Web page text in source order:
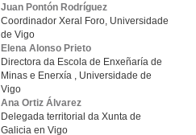
Juan Pontón Rodríguez
Coordinador Xeral Foro, Universidade
de Vigo
Elena Alonso Prieto
Directora da Escola de Enxeñaría de
Minas e Enerxía , Universidade de
Vigo
Ana Ortiz Álvarez
Delegada territorial da Xunta de
Galicia en Vigo